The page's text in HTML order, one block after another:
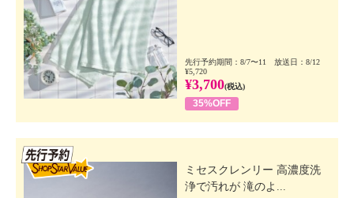
先行予約期間：8/7〜11 放送日：8/12
¥5,720
¥3,700(税込)
35%OFF
ミセスクレンリー 高濃度洗
浄で汚れが 滝のよ...